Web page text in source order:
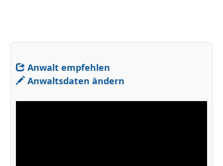
Anwalt empfehlen
Anwaltsdaten ändern